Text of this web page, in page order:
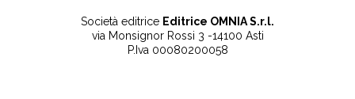
Società editrice Editrice OMNIA S.r.l.
via Monsignor Rossi 3 -14100 Asti
P.Iva 00080200058